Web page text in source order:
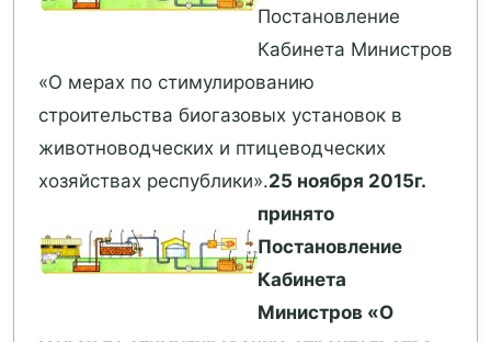
Постановление
Кабинета Министров
«О мерах по стимулированию
строительства биогазовых установок в
животноводческих и птицеводческих
хозяйствах республики».25 ноября 2015г.
принято
Постановление
Кабинета
Министров «О